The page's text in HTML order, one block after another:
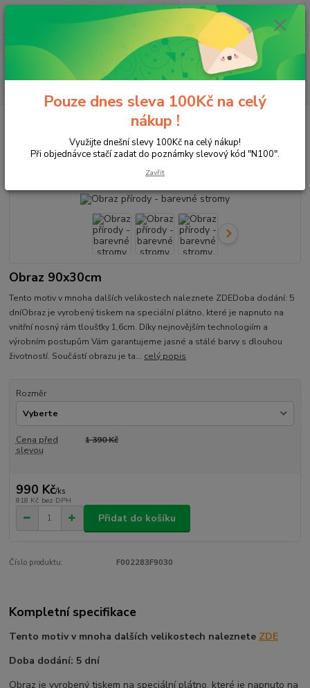
Menu
Hledat
ks
za 0,00 Kč
Třídílný 90x30,120x40,150x50
Obraz přírody - barevné stromy
Obraz 90x30cm
Tento motiv v mnoha dalších velikostech naleznete ZDEDoba dodání: 5
dníObraz je vyrobený tiskem na speciální plátno, které je napnuto na
vnitřní nosný rám tloušťky 1,6cm. Díky nejnovějším technologiím a
výrobním postupům Vám garantujeme jasné a stálé barvy s dlouhou
životností. Součástí obrazu je ta... celý popis
Rozměr
Cena před
slevou
1 390 Kč
990 Kč/ks
818 Kč bez DPH
Přidat do košíku
Číslo produktu: F002283F9030
Kompletní specifikace
Tento motiv v mnoha dalších velikostech naleznete ZDE
Doba dodání: 5 dní
Obraz je vyrobený tiskem na speciální plátno, které je napnuto na
Pouze dnes sleva 100Kč na celý
nákup !
Využijte dnešní slevy 100Kč na celý nákup!
Při objednávce stačí zadat do poznámky slevový kód "N100".
Zavřít